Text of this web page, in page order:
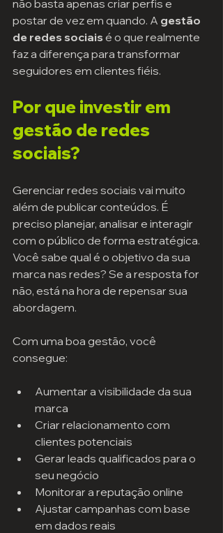
não basta apenas criar perfis e
postar de vez em quando. A gestão
de redes sociais é o que realmente
faz a diferença para transformar
seguidores em clientes fiéis.
Por que investir em
gestão de redes
sociais?
Gerenciar redes sociais vai muito
além de publicar conteúdos. É
preciso planejar, analisar e interagir
com o público de forma estratégica.
Você sabe qual é o objetivo da sua
marca nas redes? Se a resposta for
não, está na hora de repensar sua
abordagem.
Com uma boa gestão, você
consegue:
Aumentar a visibilidade da sua
marca
Criar relacionamento com
clientes potenciais
Gerar leads qualificados para o
seu negócio
Monitorar a reputação online
Ajustar campanhas com base
em dados reais